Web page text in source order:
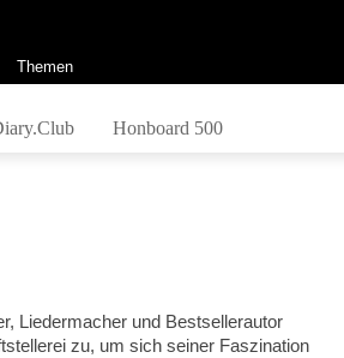
Themen
Honboard 500
Liedermacher und Bestsellerautor
zu, um sich seiner Faszination